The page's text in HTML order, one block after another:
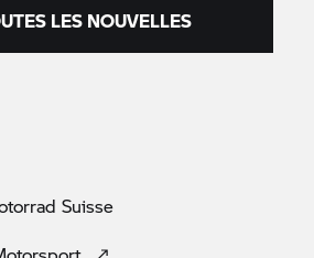
LES NOUVELLES
Suisse